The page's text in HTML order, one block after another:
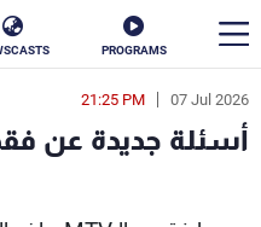
PROGRAMS
07 Jul 2026
21:25 PM
أسئلة جديدة عن
en
الأخبار
سياسة